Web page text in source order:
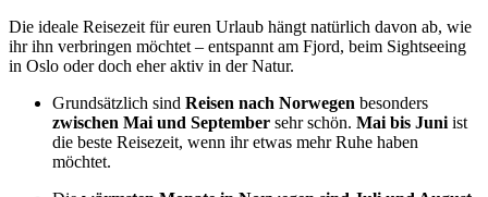
Die ideale Reisezeit für euren Urlaub hängt natürlich davon ab, wie
ihr ihn verbringen möchtet – entspannt am Fjord, beim Sightseeing
in Oslo oder doch eher aktiv in der Natur.
Grundsätzlich sind Reisen nach Norwegen besonders
zwischen Mai und September sehr schön. Mai bis Juni ist
die beste Reisezeit, wenn ihr etwas mehr Ruhe haben
möchtet.